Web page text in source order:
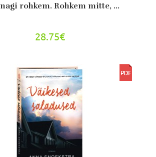
rohkem. Rohkem mitte, ...
28.75€